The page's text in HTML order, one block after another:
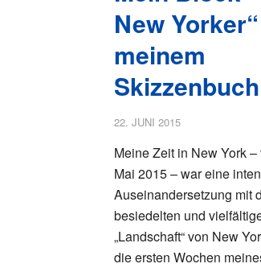
New
meinem
Skizzenbuch
22. JUNI 2015
Meine Zeit in New York
Mai 2015 – war eine
Auseinandersetzung mit
besiedelten und
„Landschaft“ von New
die ersten Wochen